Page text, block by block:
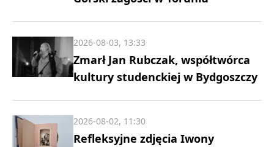
Zmarł Jan Rubczak, współtwórca
kultury studenckiej w Bydgoszczy
2026-08-03, 13:33
Refleksyjne zdjęcia Iwony
2026-08-02, 11:30